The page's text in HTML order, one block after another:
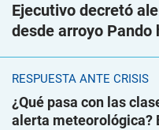
Ejecutivo decretó
desde arroyo Pando
RESPUESTA ANTE CRISIS
¿Qué pasa con las
alerta meteorológica?